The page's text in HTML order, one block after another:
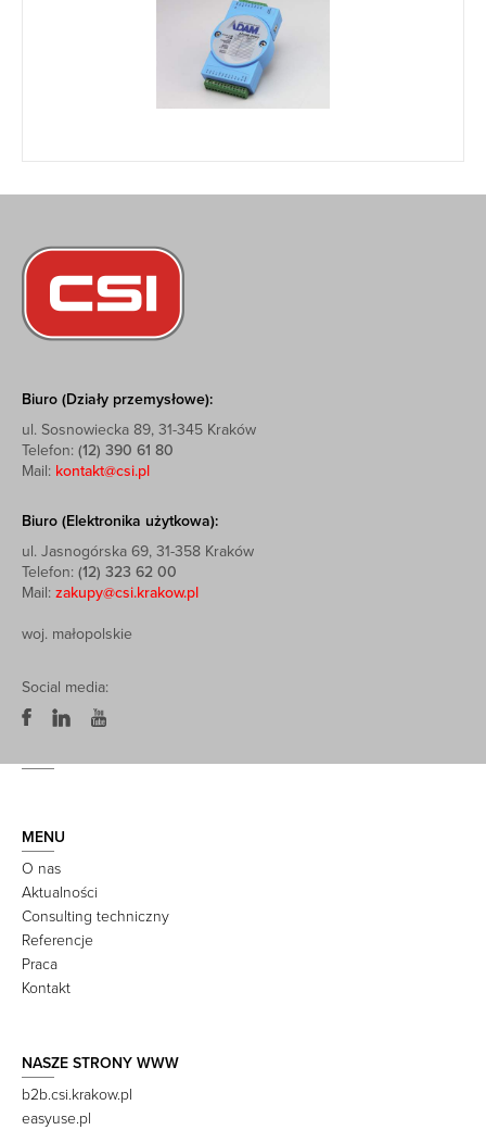
Biuro (Działy przemysłowe):
ul. Sosnowiecka 89, 31-345 Kraków
Telefon: (12) 390 61 80
Mail: kontakt@csi.pl
Biuro (Elektronika użytkowa):
ul. Jasnogórska 69, 31-358 Kraków
Telefon: (12) 323 62 00
Mail: zakupy@csi.krakow.pl
woj. małopolskie
Social media:
MENU
O nas
Aktualności
Consulting techniczny
Referencje
Praca
Kontakt
NASZE STRONY WWW
b2b.csi.krakow.pl
easyuse.pl